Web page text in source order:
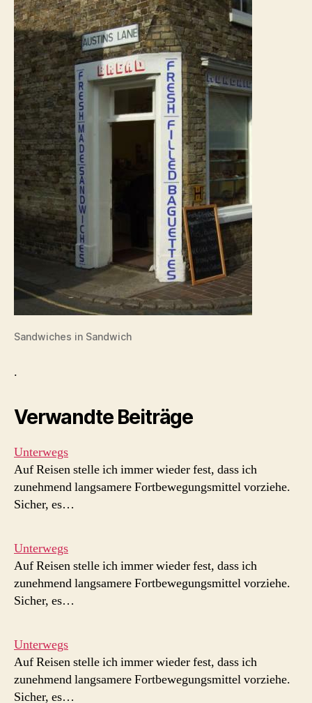
Sandwiches in Sandwich
.
Verwandte Beiträge
Unterwegs
Auf Reisen stelle ich immer wieder fest, dass ich
zunehmend langsamere Fortbewegungsmittel vorziehe.
Sicher, es…
Unterwegs
Auf Reisen stelle ich immer wieder fest, dass ich
zunehmend langsamere Fortbewegungsmittel vorziehe.
Sicher, es…
Unterwegs
Auf Reisen stelle ich immer wieder fest, dass ich
zunehmend langsamere Fortbewegungsmittel vorziehe.
Sicher, es…